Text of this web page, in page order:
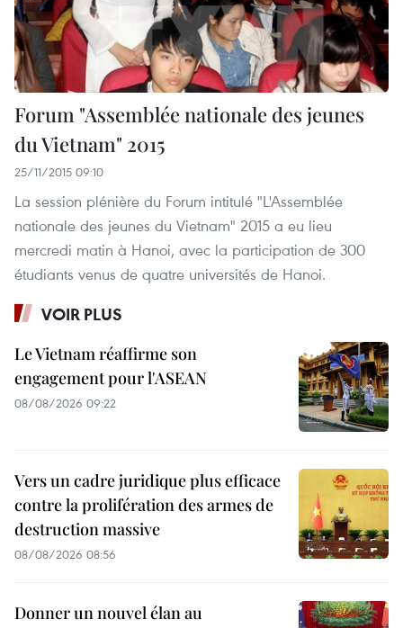
Forum "Assemblée nationale des jeunes
du Vietnam" 2015
25/11/2015 09:10
La session plénière du Forum intitulé "L'Assemblée
nationale des jeunes du Vietnam" 2015 a eu lieu
mercredi matin à Hanoi, avec la participation de 300
étudiants venus de quatre universités de Hanoi.
VOIR PLUS
Le Vietnam réaffirme son
engagement pour l'ASEAN
08/08/2026 09:22
Vers un cadre juridique plus efficace
contre la prolifération des armes de
destruction massive
08/08/2026 08:56
Donner un nouvel élan au